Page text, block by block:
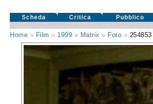
Scheda Critica Pubblico
Home » Film » 1999 » Matrix » Foto » 254853